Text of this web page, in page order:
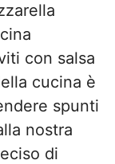
con salsa
cucina è
spunti
nostra
di